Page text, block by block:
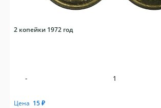
2 копейки 1972 год
-
Цена 15₽